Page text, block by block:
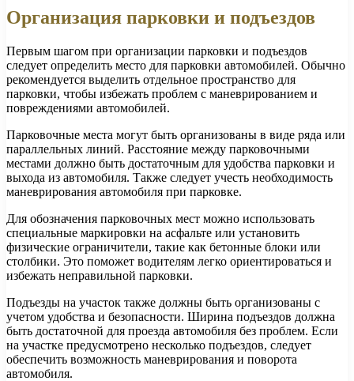
Организация парковки и подъездов
Первым шагом при организации парковки и подъездов
следует определить место для парковки автомобилей. Обычно
рекомендуется выделить отдельное пространство для
парковки, чтобы избежать проблем с маневрированием и
повреждениями автомобилей.
Парковочные места могут быть организованы в виде ряда или
параллельных линий. Расстояние между парковочными
местами должно быть достаточным для удобства парковки и
выхода из автомобиля. Также следует учесть необходимость
маневрирования автомобиля при парковке.
Для обозначения парковочных мест можно использовать
специальные маркировки на асфальте или установить
физические ограничители, такие как бетонные блоки или
столбики. Это поможет водителям легко ориентироваться и
избежать неправильной парковки.
Подъезды на участок также должны быть организованы с
учетом удобства и безопасности. Ширина подъездов должна
быть достаточной для проезда автомобиля без проблем. Если
на участке предусмотрено несколько подъездов, следует
обеспечить возможность маневрирования и поворота
автомобиля.